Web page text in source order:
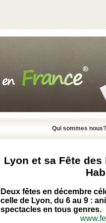
Qui sommes nous?
Lyon et sa Fête
Deux fêtes en décembre
celle de Lyon, du 6 au 9 :
spectacles en tous genres.